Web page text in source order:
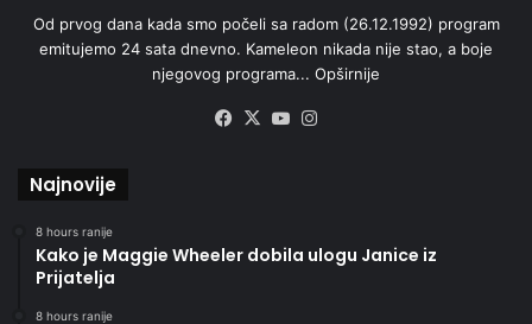
Od prvog dana kada smo počeli sa radom (26.12.1992) program
emitujemo 24 sata dnevno. Kameleon nikada nije stao, a boje
njegovog programa... Opširnije
Facebook
X YouTube
Najnovije
8 hours ranije
Kako je Maggie Wheeler dobila ulogu Janice iz
Prijatelja
8 hours ranije